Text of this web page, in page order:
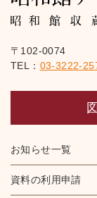
〒102-0074
TEL： 03-3222-
お知らせ一覧
資料の利用申請